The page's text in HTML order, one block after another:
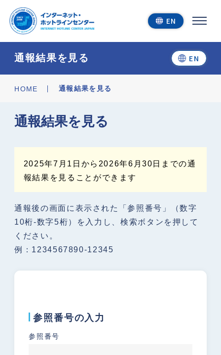
EN
今すぐ通報する
通報結果を見る
について
ホットラインセンターについて
運用ガイドライン
違法情報の解説
統計情報
通報結果を見る EN
HOME 通報結果を見る
通報結果を見る
2025年7月1日から2026年6月30日までの通
報結果を見ることができます
通報後の画面に表示された「参照番号」（数字
10桁-数字5桁）を入力し、検索ボタンを押して
ください。
例：1234567890-12345
参照番号の入力
参照番号